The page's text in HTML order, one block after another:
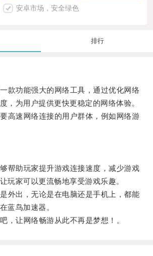
安卓市场，安全绿色
排行
功能强大的网络工具，通过优化网络
，为用户提供更快更稳定的网络体验。
速网络连接的用户群体，例如网络游
助玩家提升游戏连接速度，减少游戏
玩家可以更流畅地享受游戏乐趣。
出，无论是在电脑还是手机上，都能
蓝鸟加速器。
让网络畅游从此不再是梦想！。